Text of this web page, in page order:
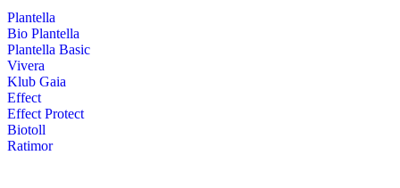
Plantella
Bio Plantella
Plantella Basic
Vivera
Klub Gaia
Effect
Effect Protect
Biotoll
Ratimor